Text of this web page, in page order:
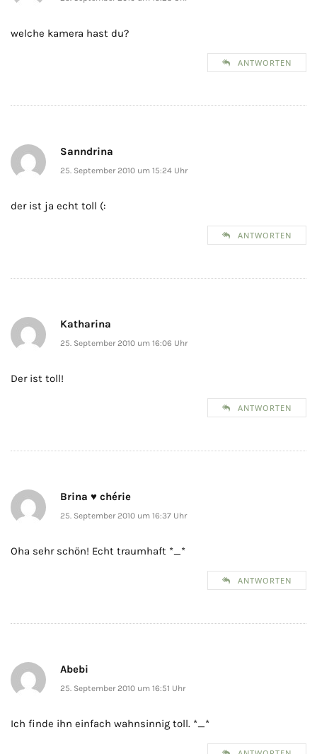
welche kamera hast du?
ANTWORTEN
Sanndrina
25. September 2010 um 15:24 Uhr
der ist ja echt toll (:
ANTWORTEN
Katharina
25. September 2010 um 16:06 Uhr
Der ist toll!
ANTWORTEN
Brina ♥ chérie
25. September 2010 um 16:37 Uhr
Oha sehr schön! Echt traumhaft *_*
ANTWORTEN
Abebi
25. September 2010 um 16:51 Uhr
Ich finde ihn einfach wahnsinnig toll. *_*